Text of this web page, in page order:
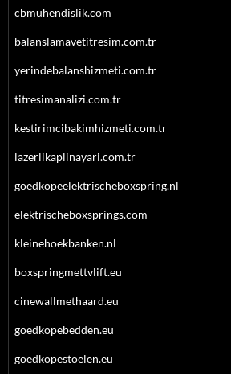
cbmuhendislik.com
balanslamavetitresim.com.tr
yerindebalanshizmeti.com.tr
titresimanalizi.com.tr
kestirimcibakimhizmeti.com.tr
lazerlikaplinayari.com.tr
goedkopeelektrischeboxspring.nl
elektrischeboxsprings.com
kleinehoekbanken.nl
boxspringmettvlift.eu
cinewallmethaard.eu
goedkopebedden.eu
goedkopestoelen.eu